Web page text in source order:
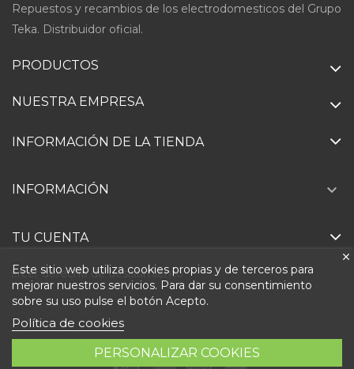
Repuestos y recambios de los electrodomesticos del Grupo
Teka. Distribuidor oficial.
PRODUCTOS
NUESTRA EMPRESA
INFORMACIÓN DE LA TIENDA
Este sitio web utiliza cookies propias y de terceros para
mejorar nuestros servicios. Para dar su consentimiento
sobre su uso pulse el botón Acepto.
Política de cookies
PERSONALIZAR COOKIES
INFORMACIÓN 
TU CUENTA
Ejercer derecho de desistimiento